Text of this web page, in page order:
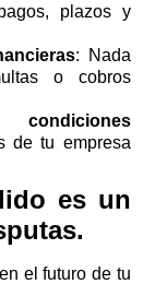
plazos y
: Nada
o cobros
de tu empresa
es un
el futuro de tu